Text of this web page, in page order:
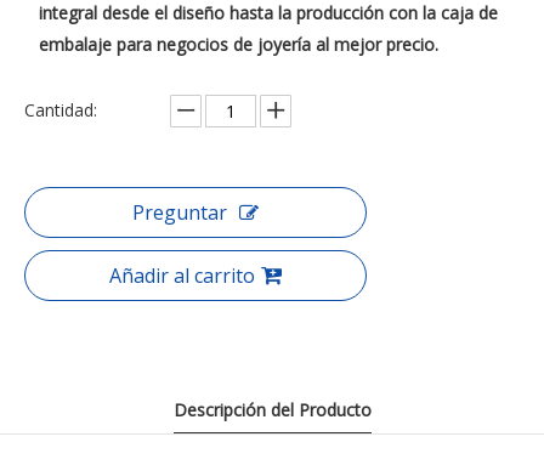
integral desde el diseño hasta la producción con la caja de
embalaje para negocios de joyería al mejor precio.
Cantidad:
Preguntar
Añadir al carrito
Descripción del Producto